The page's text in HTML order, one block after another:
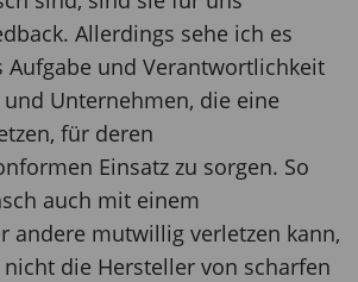
Allerdings sehe ich es
Aufgabe und Verantwortlichkeit
Unternehmen, die eine
für deren
Einsatz zu sorgen. So
auch mit einem
andere mutwillig verletzen kann,
die Hersteller von scharfen